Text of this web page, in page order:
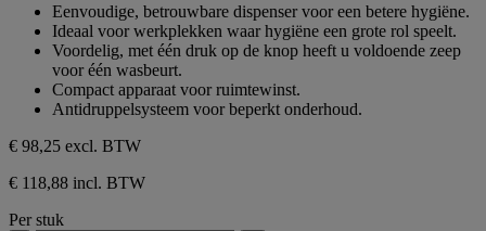
beoordeling
sterren.
beoordeling
Eenvoudige, betrouwbare dispenser voor een betere hygiëne.
Ideaal voor werkplekken waar hygiëne een grote rol speelt.
Voordelig, met één druk op de knop heeft u voldoende zeep
voor één wasbeurt.
Compact apparaat voor ruimtewinst.
Antidruppelsysteem voor beperkt onderhoud.
€ 98,25 excl. BTW
€ 118,88 incl. BTW
Per stuk